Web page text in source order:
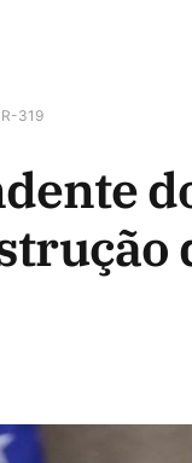
319